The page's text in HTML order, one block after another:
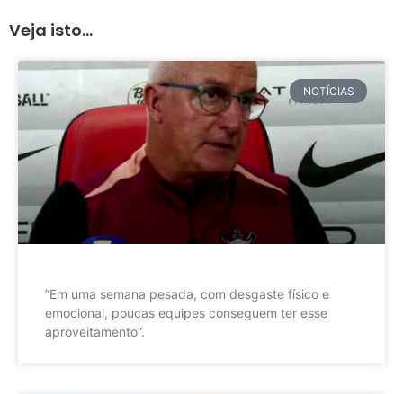
Veja isto...
NOTÍCIAS
”Em uma semana pesada, com desgaste físico e
emocional, poucas equipes conseguem ter esse
aproveitamento”.